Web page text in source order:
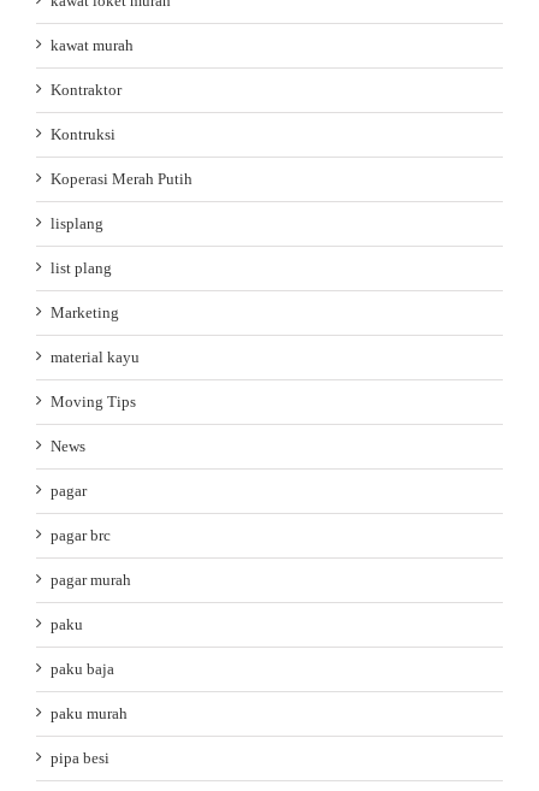
kawat murah
Kontraktor
Kontruksi
Koperasi Merah Putih
lisplang
list plang
Marketing
material kayu
Moving Tips
News
pagar
pagar brc
pagar murah
paku
paku baja
paku murah
pipa besi